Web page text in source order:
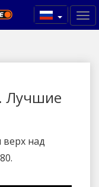
Лучшие
верх над